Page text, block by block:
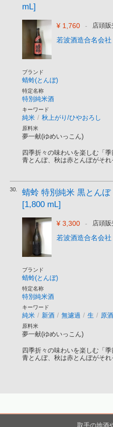
mL]
¥ 1,760 - 店頭販
若波酒造合名会社
ブランド
蜻蛉(とんぼ)
特定名称
特別純米酒
キーワード
純米 / 秋上がり/ひやおろし
原料米
夢一献(ゆめいっこん)
四季折々の味わいを楽しむ「
青とんぼ、秋は赤とんぼがそ
30.
蜻蛉 特別純米 黒とん
[1,800 mL]
¥ 3,300 - 店頭販
若波酒造合名会社
ブランド
蜻蛉(とんぼ)
特定名称
特別純米酒
キーワード
純米 / 新酒 / 無濾過 / 生 / 原
原料米
夢一献(ゆめいっこん)
四季折々の味わいを楽しむ「
青とんぼ、秋は赤とんぼがそ
取手の地酒